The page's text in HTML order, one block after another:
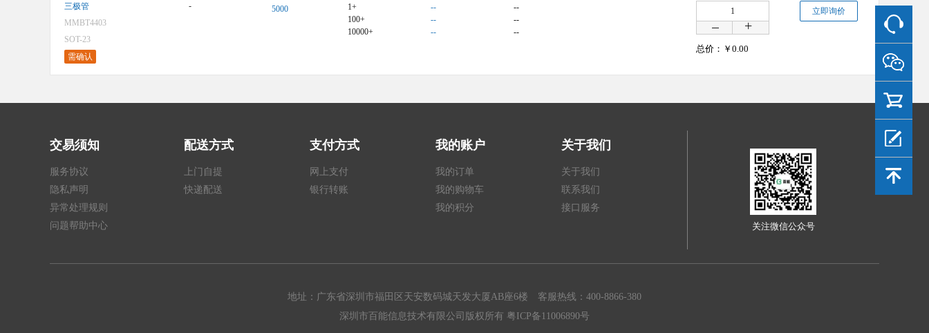
三极管
MMBT4403
SOT-23
需确认
- 5000
1+
100+
10000+
--
--
--
--
--
--
总价：￥ 0.00
立即询价
交易须知
服务协议
隐私声明
异常处理规则
问题帮助中心
配送方式
上门自提
快递配送
支付方式
网上支付
银行转账
我的账户
我的订单
我的购物车
我的积分
关于我们
关于我们
联系我们
接口服务
关注微信公众号
地址：广东省深圳市福田区天安数码城天发大厦AB座6楼 客服热线：400-8866-380
深圳市百能信息技术有限公司版权所有 粤ICP备11006890号